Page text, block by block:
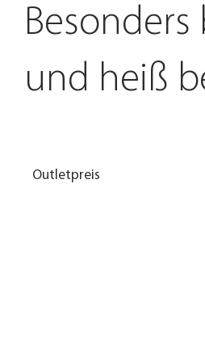
Outletpreis
und heiß